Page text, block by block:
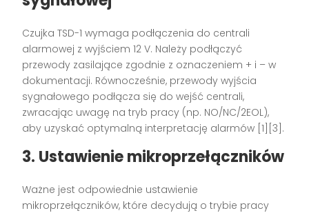
Czujka TSD-1 wymaga podłączenia do centrali
alarmowej z wyjściem 12 V. Należy podłączyć
przewody zasilające zgodnie z oznaczeniem + i – w
dokumentacji. Równocześnie, przewody wyjścia
sygnałowego podłącza się do wejść centrali,
zwracając uwagę na tryb pracy (np. NO/NC/2EOL),
aby uzyskać optymalną interpretację alarmów [1][3].
3. Ustawienie mikroprzełączników
Ważne jest odpowiednie ustawienie
mikroprzełączników, które decydują o trybie pracy